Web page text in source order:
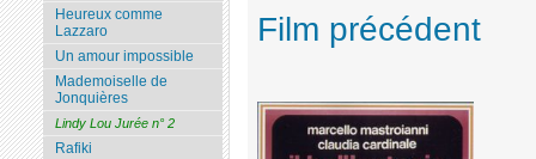
Film précédent
Heureux comme
Lazzaro
Un amour impossible
Mademoiselle de
Jonquières
Lindy Lou Jurée n° 2
Rafiki